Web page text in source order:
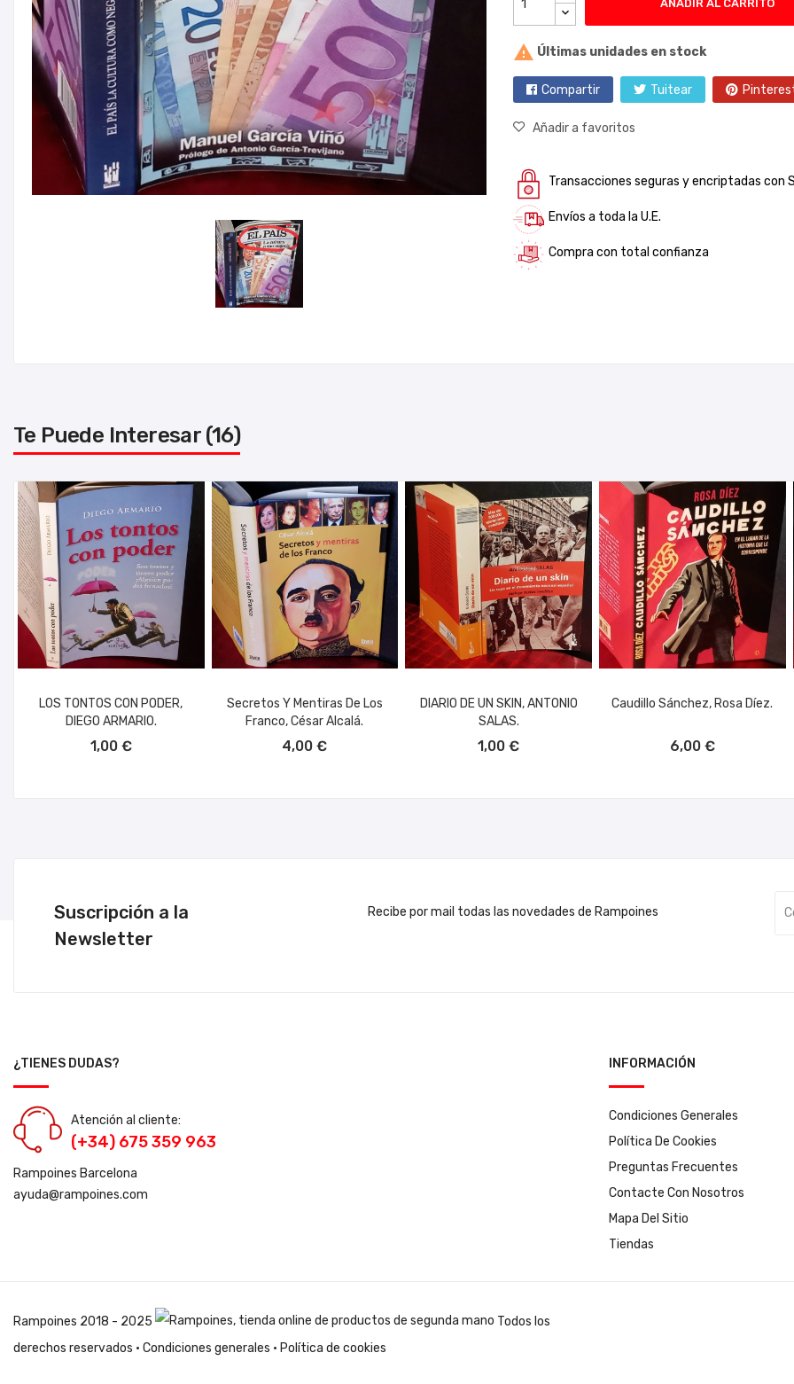
AÑADIR AL CARRITO
 Últimas unidades en stock
Compartir Tuitear
Añadir a favoritos
Transacciones seguras y encriptadas con
Envíos a toda la U.E.
Compra con total confianza
Te Puede Interesar (16)
LOS TONTOS CON PODER,
DIEGO ARMARIO.
1,00 €
Secretos Y Mentiras De Los
Franco, César Alcalá.
4,00 €
DIARIO DE UN SKIN, ANTONIO
SALAS.
1,00 €
Caudillo Sánchez, Rosa Díez.
6,00 €
Suscripción a la
Newsletter
Recibe por mail todas las novedades de Rampoines
¿TIENES DUDAS?
Atención al cliente:
(+34) 675 359 963
Rampoines Barcelona
ayuda@rampoines.com
INFORMACIÓN
Condiciones Generales
Política De Cookies
Preguntas Frecuentes
Contacte Con Nosotros
Mapa Del Sitio
Tiendas
Rampoines 2018 - 2025
Todos los
derechos reservados · Condiciones generales · Política de cookies